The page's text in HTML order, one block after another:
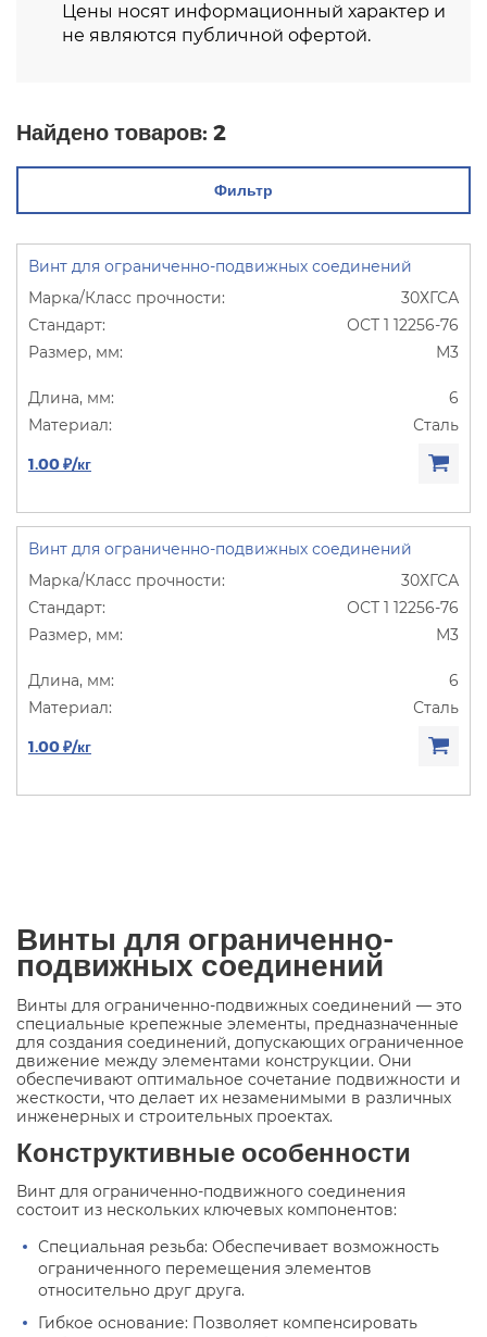
Цены носят информационный характер и
не являются публичной офертой.
Найдено товаров: 2
Фильтр
Винт для ограниченно-подвижных соединений
30ХГСА
ОСТ 1 12256-76
М3
6
Сталь
1.00 ₽/кг
Винт для ограниченно-подвижных соединений
30ХГСА
ОСТ 1 12256-76
М3
6
Сталь
1.00 ₽/кг
Винты для ограниченно-
подвижных соединений
Винты для ограниченно-подвижных соединений — это
специальные крепежные элементы, предназначенные
для создания соединений, допускающих ограниченное
движение между элементами конструкции. Они
обеспечивают оптимальное сочетание подвижности и
жесткости, что делает их незаменимыми в различных
инженерных и строительных проектах.
Конструктивные особенности
Винт для ограниченно-подвижного соединения
состоит из нескольких ключевых компонентов:
Специальная резьба: Обеспечивает возможность
ограниченного перемещения элементов
относительно друг друга.
Гибкое основание: Позволяет компенсировать